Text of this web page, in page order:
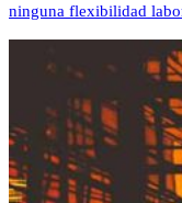
ninguna flexibilidad